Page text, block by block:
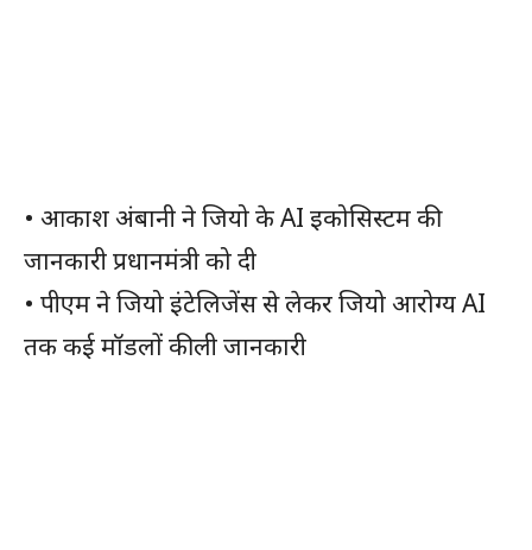
• आकाश अंबानी ने जियो के AI इकोसिस्टम की
जानकारी प्रधानमंत्री को दी
• पीएम ने जियो इंटेलिजेंस से लेकर जियो आरोग्य AI
तक कई मॉडलों की ली जानकारी